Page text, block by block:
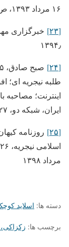
۱۶ مرداد ۱۳۹۳، ص۶٫
[۲۳]
۱۳۹۴٫
[۲۴]
طلبه نیجریه ای؛
اینترنت؛
ایران، شبکه دو، ۲۷ / ۹ / ۱۳۹۴٫
[۲۵]
روزنامه
مرداد ۱۳۹۸
دسته ها: اسلاید
برچسب ها: